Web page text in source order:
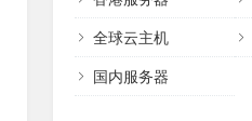
全球云主机
国内服务器